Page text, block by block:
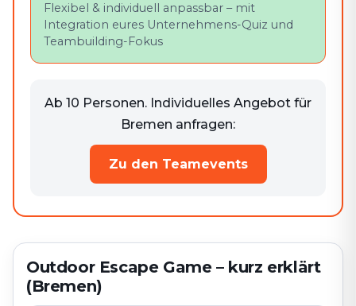
Flexibel & individuell anpassbar – mit
Integration eures Unternehmens-Quiz und
Teambuilding-Fokus
Ab 10 Personen. Individuelles Angebot für
Bremen anfragen:
Zu den Teamevents
Outdoor Escape Game – kurz erklärt
(Bremen)